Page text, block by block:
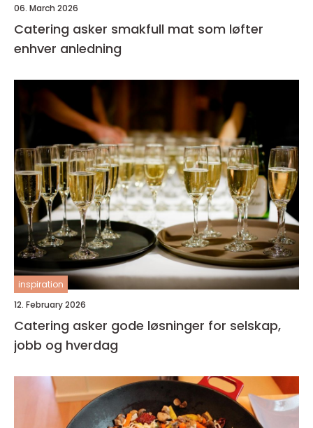
06. March 2026
Catering asker smakfull mat som løfter
enhver anledning
inspiration
12. February 2026
Catering asker gode løsninger for selskap,
jobb og hverdag